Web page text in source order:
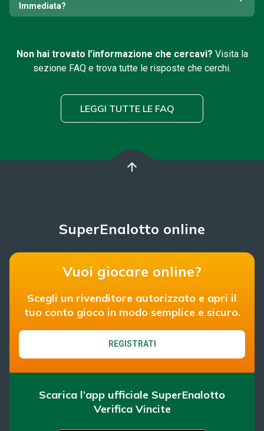
Immediata?
Non hai trovato l’informazione che cercavi? Visita la
sezione FAQ e trova tutte le risposte che cerchi.
LEGGI TUTTE LE FAQ
arrow_upward
SuperEnalotto online
Vuoi giocare online?
Scegli un rivenditore autorizzato e apri il
tuo conto gioco in modo semplice e sicuro.
REGISTRATI
Scarica l’app ufficiale SuperEnalotto
Verifica Vincite